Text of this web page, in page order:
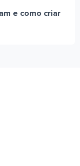
e como criar